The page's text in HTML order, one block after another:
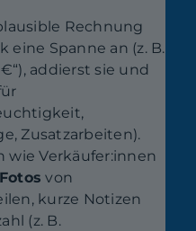
Rechnung
eine Spanne an (z. B.
addierst sie und
Zusatzarbeiten).
wie Verkäufer:innen
Fotos von
kurze Notizen
(z. B.